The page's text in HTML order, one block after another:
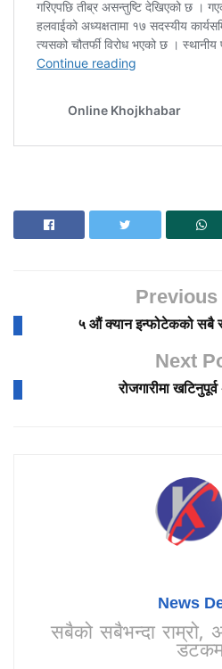
५ औं क्यान इन्फोटेकको सबै
Next
रोजगारीमा
News
सबैको सबैभन्दा